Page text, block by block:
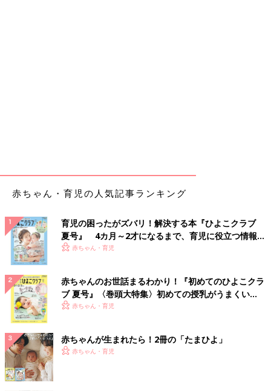
赤ちゃん・育児の人気記事ランキング
育児の困ったがズバリ！解決する本『ひよこクラブ
夏号』 4カ月～2才になるまで、育児に役立つ情報が
いっぱい！
赤ちゃん・育児
赤ちゃんのお世話まるわかり！『初めてのひよこクラ
ブ 夏号』〈巻頭大特集〉初めての授乳がうまくい
く！ おっぱい・ミルクの基本と夏のトラブル 解決テ
赤ちゃん・育児
赤ちゃんが生まれたら！2冊の「たまひよ」
赤ちゃん・育児